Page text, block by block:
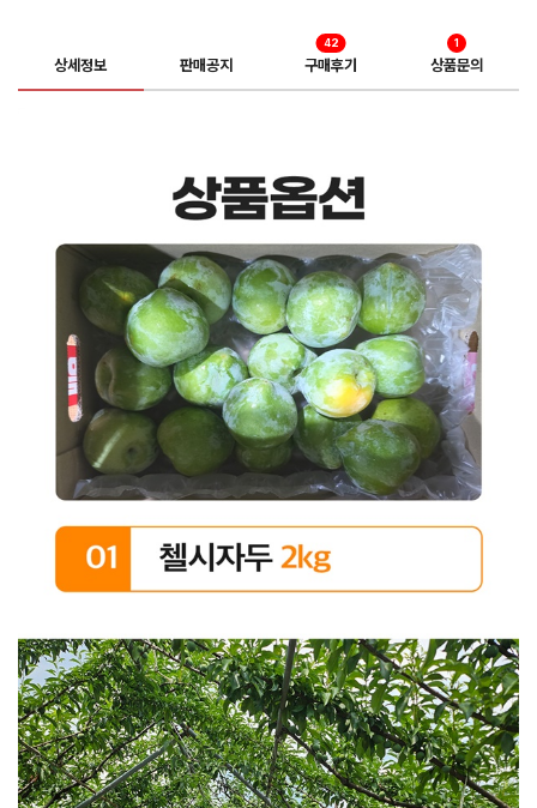
상세정보 판매공지 구매후기
42
상품문의
1